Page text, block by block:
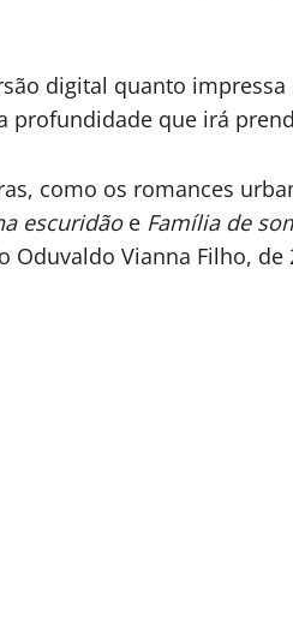
digital quanto
profundidade que irá
como os romances
escuridãoe Família de
Vianna Filho, de